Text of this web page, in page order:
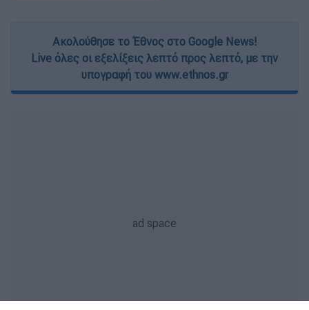
Ακολούθησε το Έθνος στο Google News!
Live όλες οι εξελίξεις λεπτό προς λεπτό, με την
υπογραφή του www.ethnos.gr